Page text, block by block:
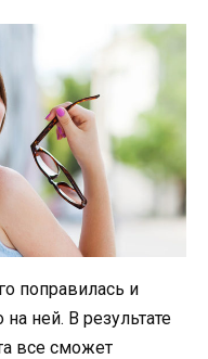
поправилась и
ней. В результате
все сможет